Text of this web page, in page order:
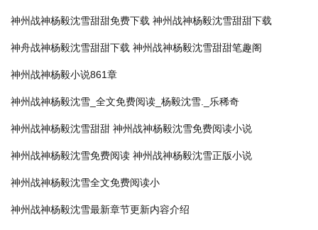
神州战神杨毅沈雪甜甜免费下载 神州战神杨毅沈雪甜甜下载
神舟战神杨毅沈雪甜甜下载 神州战神杨毅沈雪甜甜笔趣阁
神州战神杨毅小说861章
神州战神杨毅沈雪_全文免费阅读_杨毅沈雪._乐稀奇
神州战神杨毅沈雪甜甜 神州战神杨毅沈雪免费阅读小说
神州战神杨毅沈雪免费阅读 神州战神杨毅沈雪正版小说
神州战神杨毅沈雪全文免费阅读小
神州战神杨毅沈雪最新章节更新内容介绍